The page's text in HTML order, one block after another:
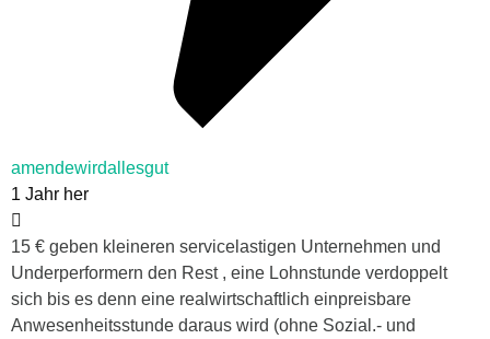
amendewirdallesgut
1 Jahr her
15 € geben kleineren servicelastigen Unternehmen und
Underperformern den Rest , eine Lohnstunde verdoppelt
sich bis es denn eine realwirtschaftlich einpreisbare
Anwesenheitsstunde daraus wird (ohne Sozial.- und